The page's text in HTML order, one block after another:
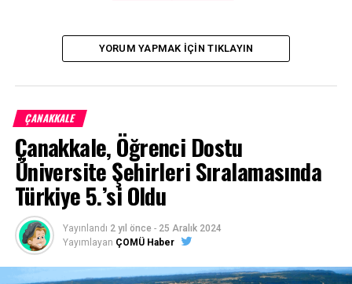
Hicret ve Hicrî Yılbaşı
KAÇIRMAYIN
İnsan kaçakçılarına 13 tutuklama
YORUM YAPMAK İÇIN TIKLAYIN
ÇANAKKALE
Çanakkale, Öğrenci Dostu
Üniversite Şehirleri Sıralamasında
Türkiye 5.’si Oldu
Yayınlandı 2 yıl önce - 25 Aralık 2024
Yayımlayan ÇOMÜ Haber